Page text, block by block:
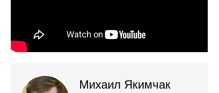
Михаил Якимчак